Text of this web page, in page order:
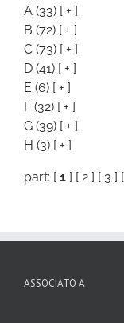
A (33) [ + ]
B (72) [ + ]
C (73) [ + ]
D (41) [ + ]
E (6) [ + ]
F (32) [ + ]
G (39) [ + ]
H (3) [ + ]
part: [ 1 ] [ 2 ] [ 3 ] [
ASSOCIATO A